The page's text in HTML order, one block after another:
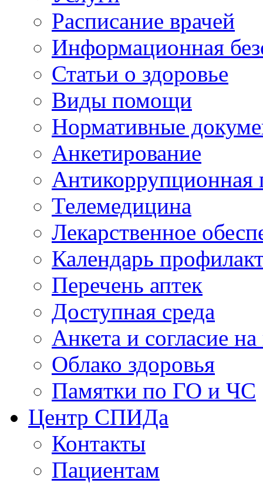
Расписание врачей
Информационная
Статьи о здоровье
Виды помощи
Нормативные
Анкетирование
Антикоррупционная
Телемедицина
Лекарственное
Календарь
Перечень аптек
Доступная среда
Анкета и согласие
Облако здоровья
Памятки по ГО и ЧС
Центр СПИДа
Контакты
Пациентам